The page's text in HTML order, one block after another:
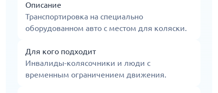
Описание
Транспортировка на специально
оборудованном авто с местом для коляски.
Для кого подходит
Инвалиды-колясочники и люди с
временным ограничением движения.